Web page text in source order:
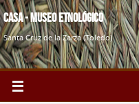
Casa - Museo Etnológico
Santa Cruz de la Zarza (Toledo)